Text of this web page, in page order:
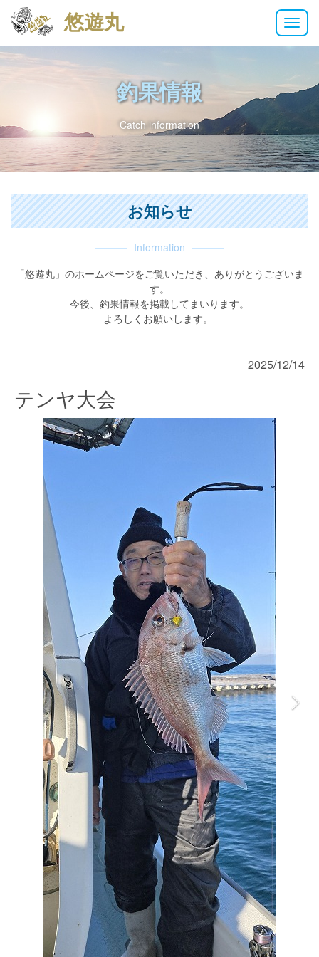
M
e
u
悠遊丸
釣果情報
Catch information
お知らせ
Information
「悠遊丸」のホームページをご覧いただき、ありがとうございま
す。
今後、釣果情報を掲載してまいります。
よろしくお願いします。
2025/12/14
テンヤ大会